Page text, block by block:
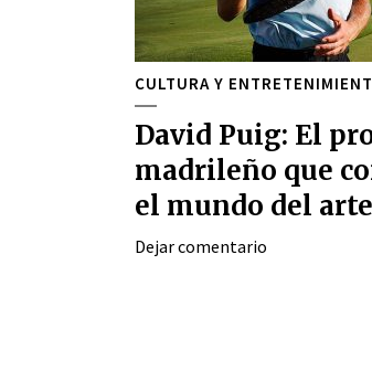
CULTURA Y
David Puig: El
madrileño que
el mundo del arte
Dejar comentario